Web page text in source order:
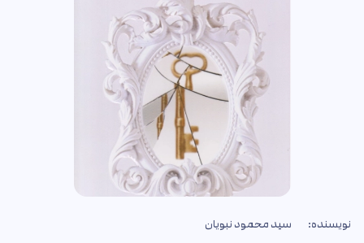
نویسنده:
سید محمود نبویان